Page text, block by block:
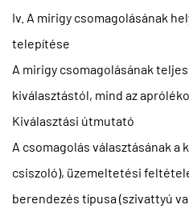
Iv. A mirigy csomagolásának
telepítése
A mirigy csomagolásának
kiválasztástól, mind az
Kiválasztási útmutató
A csomagolás választásának a
csiszoló), üzemeltetési
berendezés típusa(szivattyú